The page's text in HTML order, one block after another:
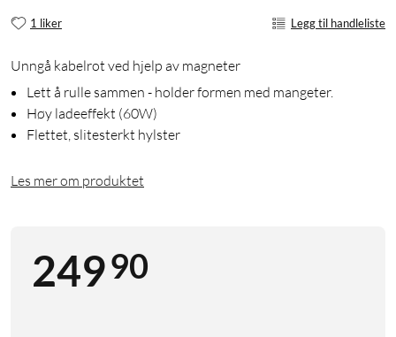
1 liker Legg til handleliste
Unngå kabelrot ved hjelp av magneter
Lett å rulle sammen - holder formen med mangeter.
Høy ladeeffekt (60W)
Flettet, slitesterkt hylster
Les mer om produktet
24990